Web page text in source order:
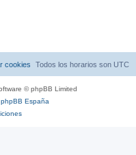
Todos los horarios son UTC
cookies
© phpBB Limited
phpBB España